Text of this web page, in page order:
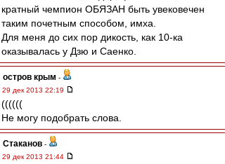
кратный чемпион ОБЯЗАН быть увековечен
таким почетным способом, имха.
Для меня до сих пор дикость, как 10-ка
оказывалась у Дзю и Саенко.
остров крым -
29 дек 2013 22:19
((((((
Не могу подобрать слова.
Cтаканов -
29 дек 2013 21:44